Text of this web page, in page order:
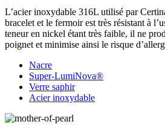
L’acier inoxydable 316L utilisé par
bracelet et le fermoir est très résistant à
teneur en nickel étant très faible, il ne
poignet et minimise ainsi le risque
Nacre
Super-LumiNova®
Verre saphir
Acier inoxydable